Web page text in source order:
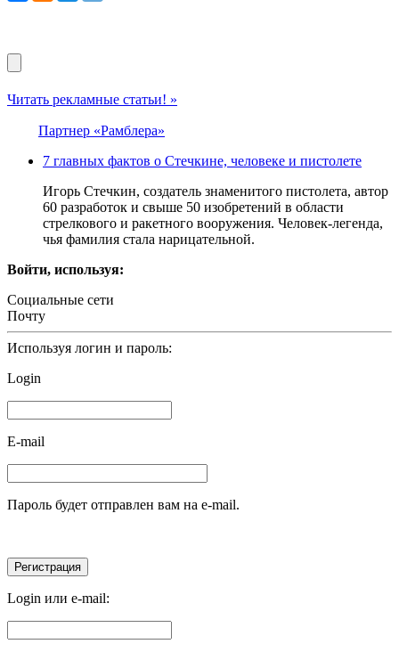
Читать рекламные статьи! »
Партнер «Рамблера»
7 главных фактов о Стечкине, человеке и пистолете
Игорь Стечкин, создатель знаменитого пистолета, автор
60 разработок и свыше 50 изобретений в области
стрелкового и ракетного вооружения. Человек-легенда,
чья фамилия стала нарицательной.
Войти, используя:
Социальные сети
Почту
Используя логин и пароль:
Login
E-mail
Пароль будет отправлен вам на e-mail.
Login или e-mail: